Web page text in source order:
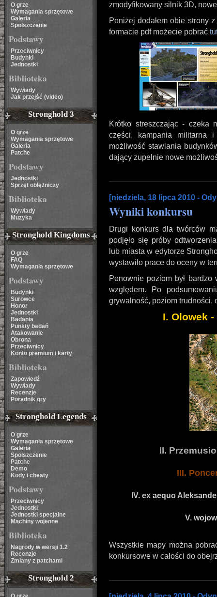
O grze
Wymagania sprzętowe
Galeria
Spolszczenie
Podstawy
Przeciwnicy
Budynki
Jednostki
Biblioteka
Wywiady
Jak przejść (video)
Stronghold 3
O grze
Wymagania sprzętowe
Galeria
Patche
Podstawy
Jednostki
Sprzęt oblężniczy
Biblioteka
Wywiady
Muzyka
Stronghold Kingdoms
O grze
FAQ
Wymagania sprzętowe
Podstawy
Budynki
Surowce
Honor
Jednostki
Badania
Punkty badań
Atakowanie
Obrona
Przeciwnicy
Konto premium i karty
Biblioteka
Zapowiedź
Wywiady
Recenzje
Poradnik gry
Stronghold Legends
O grze
Wymagania sprzętowe
Galeria
Spolszczenie
Patche
Demo
Kody i cheaty
Podstawy
Przeciwnicy
Jednostki
Jednostki specjalne
Machiny wojenne
Biblioteka
Nagrody w wersji 1.2
Recenzje
Zmiany z patchami
Stronghold 2
zmodyfikowany silnik 3D,
Poniżej dodałem obie strony
formacie pdf możecie pobrać
Krótko streszczając - czeka
części, kampania militarna
możliwość stawiania
dający zupełnie nowe
[niedziela, 18 lipca 2010 -
Wyniki konkursu
Drugi konkurs dla twórców
podjęło się próby
lub miasta w edytorze
wystawiło prace do oceny w
Ponownie poziom był
względem. Po
grywalność, poziom trudności,
I. Olowek
II.
III.
IV. ex aequo
V.
Wszystkie mapy można
konkursowe w całości do